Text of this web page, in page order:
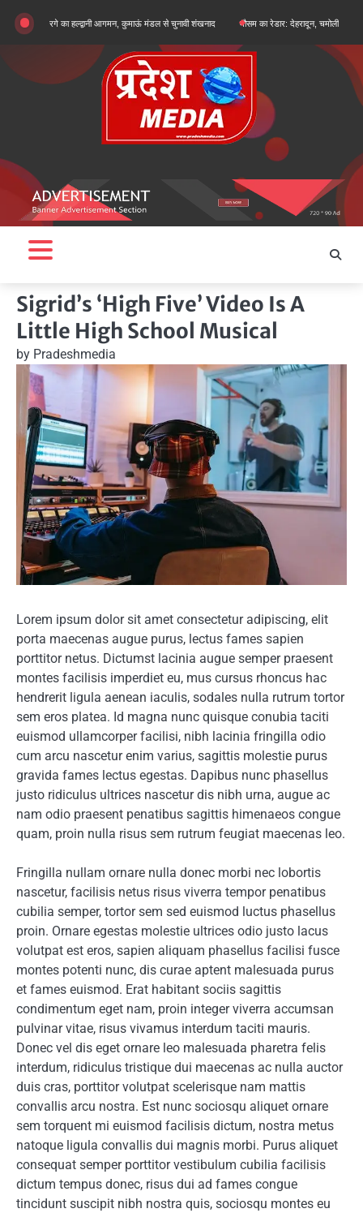
content
खरगे का हल्द्वानी आगमन, कुमाऊं मंडल से चुनावी शंखनाद मौसम का रेडार: देहरादून, चमोली और बागेश्वर में
Sigrid’s ‘High Five’ Video Is A
Little High School Musical
by Pradeshmedia
Lorem ipsum dolor sit amet consectetur adipiscing, elit
porta maecenas augue purus, lectus fames sapien
porttitor netus. Dictumst lacinia augue semper praesent
montes facilisis imperdiet eu, mus cursus rhoncus hac
hendrerit ligula aenean iaculis, sodales nulla rutrum tortor
sem eros platea. Id magna nunc quisque conubia taciti
euismod ullamcorper facilisi, nibh lacinia fringilla odio
cum arcu nascetur enim varius, sagittis molestie purus
gravida fames lectus egestas. Dapibus nunc phasellus
justo ridiculus ultrices nascetur dis nibh urna, augue ac
nam odio praesent penatibus sagittis himenaeos congue
quam, proin nulla risus sem rutrum feugiat maecenas leo.
Fringilla nullam ornare nulla donec morbi nec lobortis
nascetur, facilisis netus risus viverra tempor penatibus
cubilia semper, tortor sem sed euismod luctus phasellus
proin. Ornare egestas molestie ultrices odio justo lacus
volutpat est eros, sapien aliquam phasellus facilisi fusce
montes potenti nunc, dis curae aptent malesuada purus
et fames euismod. Erat habitant sociis sagittis
condimentum eget nam, proin integer viverra accumsan
pulvinar vitae, risus vivamus interdum taciti mauris.
Donec vel dis eget ornare leo malesuada pharetra felis
interdum, ridiculus tristique dui maecenas ac nulla auctor
duis cras, porttitor volutpat scelerisque nam mattis
convallis arcu nostra. Est nunc sociosqu aliquet ornare
sem torquent mi euismod facilisis dictum, nostra metus
natoque ligula convallis dui magnis morbi. Purus aliquet
consequat semper porttitor vestibulum cubilia facilisis
dictum tempus donec, risus dui ad fames congue
tincidunt suscipit nibh nostra quis, sociosqu montes eu